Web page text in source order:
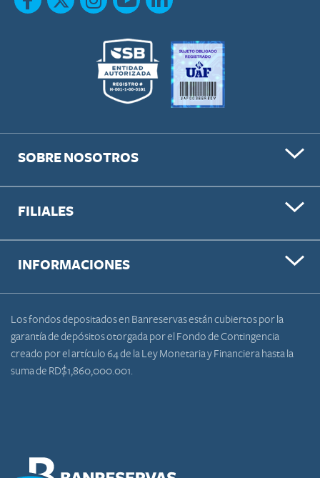
SOBRE NOSOTROS
FILIALES
INFORMACIONES
Los fondos depositados en Banreservas están cubiertos por la
garantía de depósitos otorgada por el Fondo de Contingencia
creado por el artículo 64 de la Ley Monetaria y Financiera hasta la
suma de RD$1,860,000.001.